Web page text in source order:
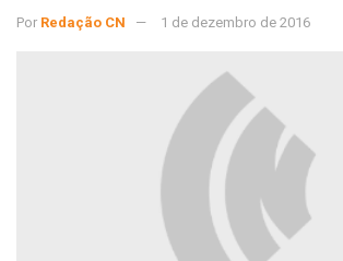
Por Redação CN 1 de dezembro de 2016